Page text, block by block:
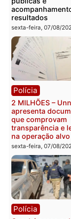
Você
Política
Marcos
Plano de
228 projetos,
públicas e
resultados
sexta-feira, 07/08/